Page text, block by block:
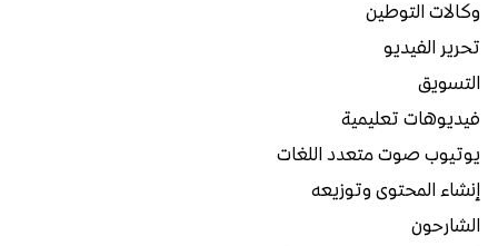
وكالات التوطين
تحرير الفيديو
التسويق
فيديوهات تعليمية
يوتيوب صوت متعدد اللغات
إنشاء المحتوى وتوزيعه
الشارحون